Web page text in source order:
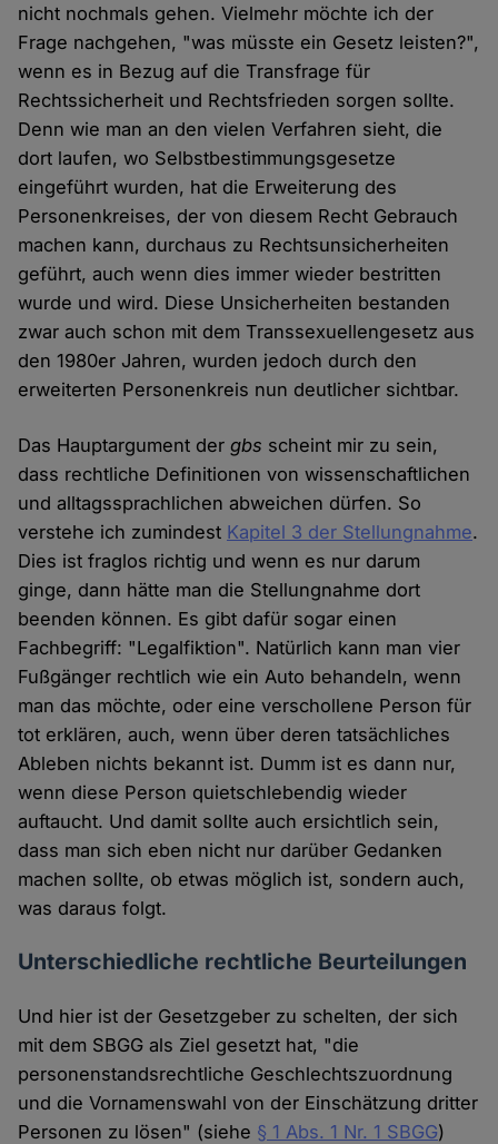
nicht nochmals gehen. Vielmehr möchte ich der
Frage nachgehen, "was müsste ein Gesetz leisten?",
wenn es in Bezug auf die Transfrage für
Rechtssicherheit und Rechtsfrieden sorgen sollte.
Denn wie man an den vielen Verfahren sieht, die
dort laufen, wo Selbstbestimmungsgesetze
eingeführt wurden, hat die Erweiterung des
Personenkreises, der von diesem Recht Gebrauch
machen kann, durchaus zu Rechtsunsicherheiten
geführt, auch wenn dies immer wieder bestritten
wurde und wird. Diese Unsicherheiten bestanden
zwar auch schon mit dem Transsexuellengesetz aus
den 1980er Jahren, wurden jedoch durch den
erweiterten Personenkreis nun deutlicher sichtbar.
Das Hauptargument der gbs scheint mir zu sein,
dass rechtliche Definitionen von wissenschaftlichen
und alltagssprachlichen abweichen dürfen. So
verstehe ich zumindest Kapitel 3 der Stellungnahme.
Dies ist fraglos richtig und wenn es nur darum
ginge, dann hätte man die Stellungnahme dort
beenden können. Es gibt dafür sogar einen
Fachbegriff: "Legalfiktion". Natürlich kann man vier
Fußgänger rechtlich wie ein Auto behandeln, wenn
man das möchte, oder eine verschollene Person für
tot erklären, auch, wenn über deren tatsächliches
Ableben nichts bekannt ist. Dumm ist es dann nur,
wenn diese Person quietschlebendig wieder
auftaucht. Und damit sollte auch ersichtlich sein,
dass man sich eben nicht nur darüber Gedanken
machen sollte, ob etwas möglich ist, sondern auch,
was daraus folgt.
Unterschiedliche rechtliche Beurteilungen
Und hier ist der Gesetzgeber zu schelten, der sich
mit dem SBGG als Ziel gesetzt hat, "die
personenstandsrechtliche Geschlechtszuordnung
und die Vornamenswahl von der Einschätzung dritter
Personen zu lösen" (siehe § 1 Abs. 1 Nr. 1 SBGG)